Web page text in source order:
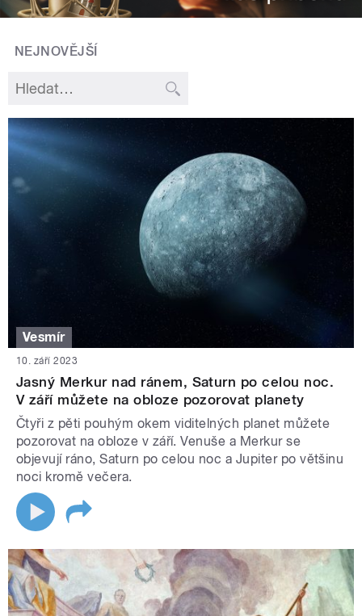
NEJNOVĚJŠÍ
Vesmír
10. září 2023
Jasný Merkur nad ránem, Saturn po celou noc.
V září můžete na obloze pozorovat planety
Čtyři z pěti pouhým okem viditelných planet můžete
pozorovat na obloze v září. Venuše a Merkur se
objevují ráno, Saturn po celou noc a Jupiter po většinu
noci kromě večera.